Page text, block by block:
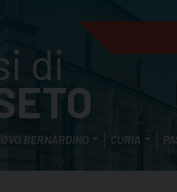
di
BERNARDINO CURIA